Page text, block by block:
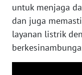
untuk menjaga
dan juga
layanan listrik
WN
SULTENG
WN